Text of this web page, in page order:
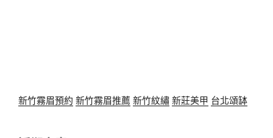
新竹霧眉預約 新竹霧眉推薦 新竹紋繡新莊美甲 台北頌缽